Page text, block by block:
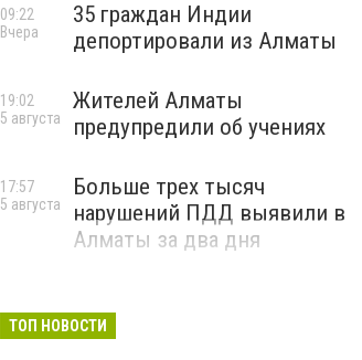
35 граждан Индии
депортировали из Алматы
09:22
Вчера
Жителей Алматы
предупредили об учениях
19:02
5 августа
Больше трех тысяч
нарушений ПДД выявили в
Алматы за два дня
17:57
5 августа
ТОП НОВОСТИ